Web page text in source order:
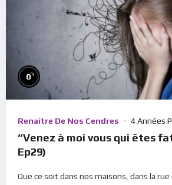
0%
Renaître De Nos Cendres 4 Années
“Venez à moi vous qui êtes
Ep29)
Que ce soit dans nos maisons, dans la